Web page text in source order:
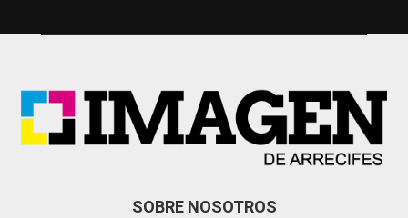
SOBRE NOSOTROS